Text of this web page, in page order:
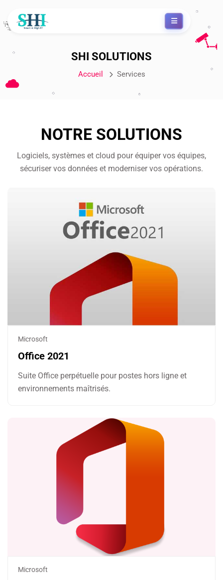
SHI SOLUTIONS
Accueil Services
NOTRE SOLUTIONS
Logiciels, systèmes et cloud pour équiper vos équipes,
sécuriser vos données et moderniser vos opérations.
Microsoft
Office 2021
Suite Office perpétuelle pour postes hors ligne et
environnements maîtrisés.
Microsoft